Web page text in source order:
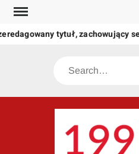
Skip
content
tytuł, zachowujący
Search